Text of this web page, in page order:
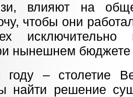
влияют на
чтобы они
исключительно
нынешнем бюджете
– столетие
найти решение